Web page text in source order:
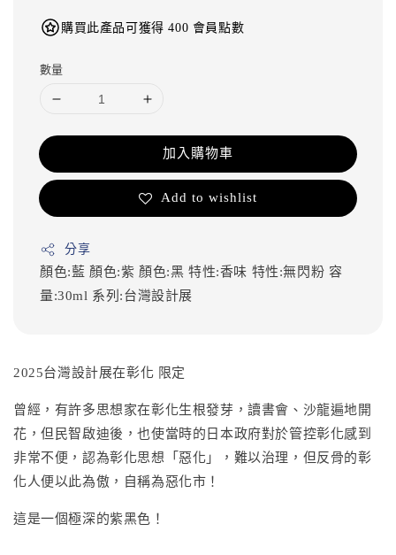
購買此產品可獲得 400 會員點數
數量
加入購物車
Add to wishlist
分享
顏色:藍 顏色:紫 顏色:黑 特性:香味 特性:無閃粉 容
量:30ml 系列:台灣設計展
2025台灣設計展在彰化 限定
曾經，有許多思想家在彰化生根發芽，讀書會、沙龍遍地開
花，但民智啟迪後，也使當時的日本政府對於管控彰化感到
非常不便，認為彰化思想「惡化」，難以治理，但反骨的彰
化人便以此為傲，自稱為惡化市！
這是一個極深的紫黑色！